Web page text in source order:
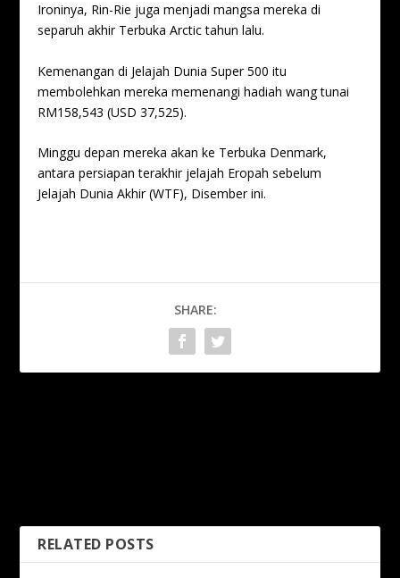
Ironinya, Rin-Rie juga menjadi mangsa mereka di
separuh akhir Terbuka Arctic tahun lalu.
Kemenangan di Jelajah Dunia Super 500 itu
membolehkan mereka memenangi hadiah wang tunai
RM158,543 (USD 37,525).
Minggu depan mereka akan ke Terbuka Denmark,
antara persiapan terakhir jelajah Eropah sebelum
Jelajah Dunia Akhir (WTF), Disember ini.
SHARE:
RELATED POSTS